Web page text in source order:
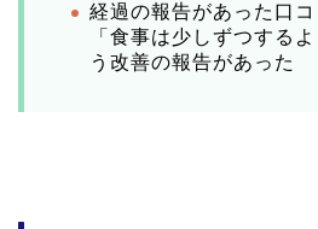
経過の報告があった口
「食事は少しずつする
う改善の報告があった